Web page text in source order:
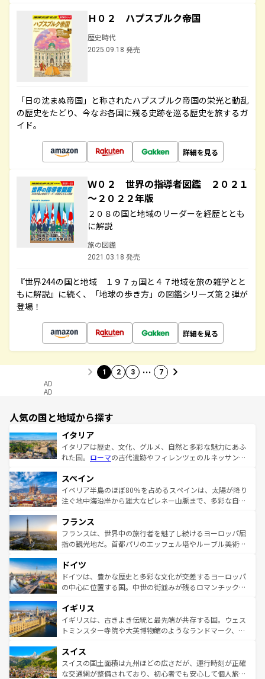
Ｈ０２ ハプスブルク帝国
歴史時代
2025.09.18 発売
「日の沈まぬ帝国」と称されたハプスブルク帝国の栄光と動乱
の歴史をたどり、今なお各国に残る史跡を巡る歴史を旅するガ
イド。
詳細を見る
Ｗ０２ 世界の指導者図鑑 ２０２１
～２０２２年版
２０８の国と地域のリーダーを経歴ととも
に解説
旅の図鑑
2021.03.18 発売
『世界244の国と地域 １９７ヵ国と４７地域を旅の雑学とと
もに解説』に続く、「地球の歩き方」の図鑑シリーズ第２弾が
登場！
詳細を見る
1 2 3 … 7
AD
AD
人気の国と地域から探す
イタリア
イタリアは歴史、文化、グルメ、自然と多彩な魅力にあふ
れた国。 ローマの古代遺跡やフィレンツェのルネッサンス
ろん、トスカーナの美しい田園風景やアマルフィ海岸の絶
景など、自然景観も見逃せない。観光の合間には、本場の
ピザやパスタなど、絶品のイタリア料理を堪能することも
ませてくれるイタリアで、忘れられない旅をしてみよう！
なお、新着のイタリア情報はコンテンツ一覧 を参照してほ
しい。
スペイン
イベリア半島のほぼ80％を占めるスペインは、太陽が降り
注ぐ地中海沿岸から雄大なピレネー山脈まで、多彩な自然
文化が根付くこの国では、情熱的なフラメンコ、熱気あふ
れる闘牛、そして美味しいタパスが生活の一部となってい
る。首都マドリードの洗練された雰囲気や、バルセロナの
の城塞都市、穏やかなビーチリゾートまで多彩な表情を見
せる。地方によって風土や気候が異なるスペインはその個
性で訪れる人を魅了する。 なお、新着のスペイン情報はコ
フランス
フランスは、世界中の旅行者を魅了し続けるヨーロッパ屈
指の観光地だ。首都パリのエッフェル塔やルーブル美術館
で、幅広い魅力が詰まっている。華麗な宮殿、歴史的な大
聖堂、美しいビーチ、そして豊かな自然が、訪れる者を心
から魅了する。また、フランスは美食の国としても知ら
いる。シャンパンの発祥地であるランス、プロヴァンスの
香り高いラベンダー畑など、多彩な楽しみ方が可能だ。さ
らに、パリ以外の地域にも魅力が溢れており、どの街角に
れる地方に足を運ぶとそれぞれで全く異なる文化を体験で
きるだろう。 なお、新着のフランス情報はコンテンツ一覧
を参照してほしい。
ドイツ
ドイツは、豊かな歴史と多彩な文化が交差するヨーロッパ
の中心に位置する国。中世の街並みが残るロマンチック街
顔を持つこの国は、どこを歩いても飽きることがない。ベ
ルリンの文化的活気、バイエルン州のアルプスの絶景、そ
してライン川沿いのワイン畑といった風景は必見。ビール
は、お酒好きな人にはぜひ体験してほしい。 なお、新着の
ドイツ情報はコンテンツ一覧を参照してほしい。
イギリス
イギリスは、古きよき伝統と最先端が共存する国。ウェス
トミンスター寺院や大英博物館のようなランドマーク、歴
リアごとに異なる魅力がある。また、優雅なアフタヌーン
ティー、ビール好きにはたまらない英国パブ、サッカー観
戦など、本場だからこそできる体験も豊富。イギリスを旅
スイス
スイスの国土面積は九州ほどの広さだが、運行時刻が正確
な交通網が整備されており、初心者でも安心して個人旅行